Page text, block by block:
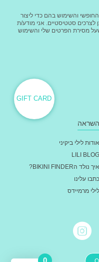
והשימוש בהם כדי ליצור
לצרכים סטטיסטיים. אני מודע/ת
מסירת הפרטים שלי והשימוש
GIFT CARD
השראה
אודות לילי ביקיני
LILI BLOG
איך נולד הBIKINI FINDER?
כתבו עלינו
לילי מרמיידס
0